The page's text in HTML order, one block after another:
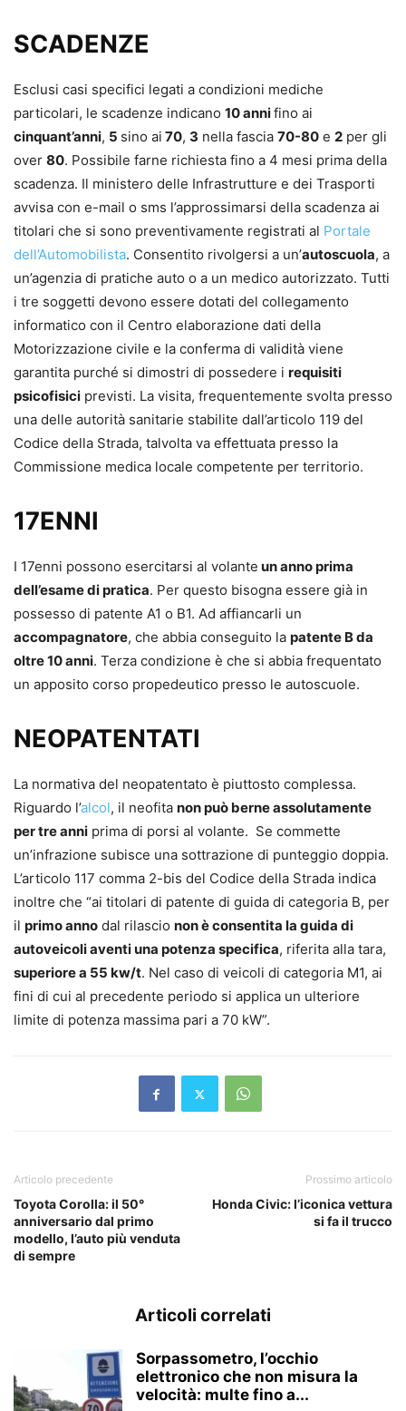
SCADENZE
Esclusi casi specifici legati a condizioni mediche
particolari, le scadenze indicano 10 annifino ai
cinquant’anni, 5 sino ai 70, 3 nella fascia 70-80 e 2 per gli
over 80. Possibile farne richiesta fino a 4 mesi prima della
scadenza. Il ministero delle Infrastrutture e dei Trasporti
avvisa con e-mail o sms l’approssimarsi della scadenza ai
titolari che si sono preventivamente registrati al Portale
dell’Automobilista. Consentito rivolgersi a un’autoscuola, a
un’agenzia di pratiche auto o a un medico autorizzato. Tutti
i tre soggetti devono essere dotati del collegamento
informatico con il Centro elaborazione dati della
Motorizzazione civile e la conferma di validità viene
garantita purché si dimostri di possedere i requisiti
psicofisici previsti. La visita, frequentemente svolta presso
una delle autorità sanitarie stabilite dall’articolo 119 del
Codice della Strada, talvolta va effettuata presso la
Commissione medica locale competente per territorio.
17ENNI
I 17enni possono esercitarsi al volante un anno prima
dell’esame di pratica. Per questo bisogna essere già in
possesso di patente A1 o B1. Ad affiancarli un
accompagnatore, che abbia conseguito la patente B da
oltre 10 anni. Terza condizione è che si abbia frequentato
un apposito corso propedeutico presso le autoscuole.
NEOPATENTATI
La normativa del neopatentato è piuttosto complessa.
Riguardo l’alcol, il neofita non può berne assolutamente
per tre anni prima di porsi al volante. Se commette
un’infrazione subisce una sottrazione di punteggio doppia.
L’articolo 117 comma 2-bis del Codice della Strada indica
inoltre che “ai titolari di patente di guida di categoria B, per
il primo anno dal rilascio non è consentita la guida di
autoveicoli aventi una potenza specifica, riferita alla tara,
superiore a 55 kw/t. Nel caso di veicoli di categoria M1, ai
fini di cui al precedente periodo si applica un ulteriore
limite di potenza massima pari a 70 kW”.
Articolo precedente
Toyota Corolla: il 50°
anniversario dal primo
modello, l’auto più venduta
di sempre
Prossimo articolo
Honda Civic: l’iconica vettura
si fa il trucco
Articoli correlati
Sorpassometro, l’occhio
elettronico che non misura la
velocità: multe fino a...